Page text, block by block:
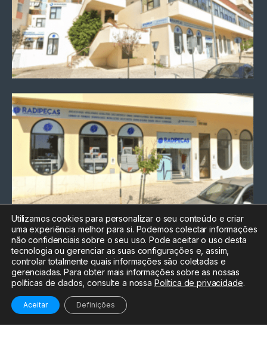
Chamada para a rede fixa
nacional
Electrónica:212
588 047
Informática:212
588 044
Utilizamos cookies para personalizar o seu conteúdo e criar
uma experiência melhor para si. Podemos colectar informações
não confidenciais sobre o seu uso. Pode aceitar o uso desta
tecnologia ou gerenciar as suas configurações e, assim,
controlar totalmente quais informações são coletadas e
gerenciadas. Para obter mais informações sobre as nossas
políticas de dados, consulte a nossa Política de privacidade.
Aceitar Definições